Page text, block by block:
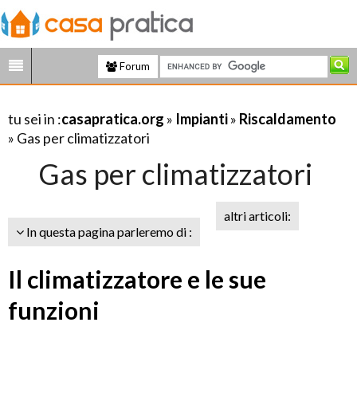
Forum
tu sei in :casapratica.org » Impianti» Riscaldamento
» Gas per climatizzatori
Gas per climatizzatori
In questa pagina parleremo di :
altri articoli:
Il climatizzatore e le sue
funzioni